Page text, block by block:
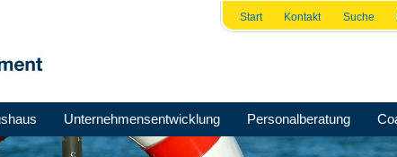
Start Kontakt Suche
Unternehmensentwicklung Personalberatung